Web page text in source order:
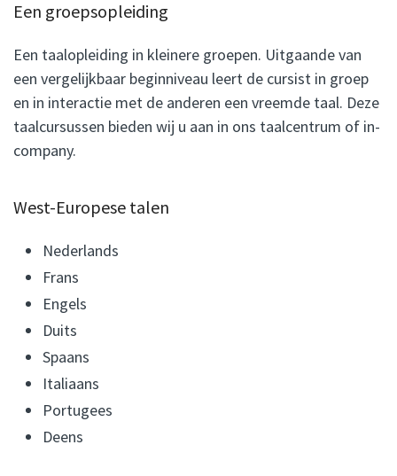
Een groepsopleiding
Een taalopleiding in kleinere groepen. Uitgaande van
een vergelijkbaar beginniveau leert de cursist in groep
en in interactie met de anderen een vreemde taal. Deze
taalcursussen bieden wij u aan in ons taalcentrum of in-
company.
West-Europese talen
Nederlands
Frans
Engels
Duits
Spaans
Italiaans
Portugees
Deens